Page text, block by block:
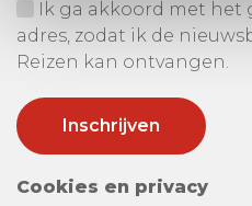
Ik ga akkoord met het
adres, zodat ik de
Reizen kan ontvangen.
Cookies en privacy